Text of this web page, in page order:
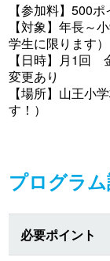
【参加料】500
【対象】年長～
学生に限ります）
【日時】月1回
変更あり
【場所】山王小
す！）
プログラ
必要ポイント